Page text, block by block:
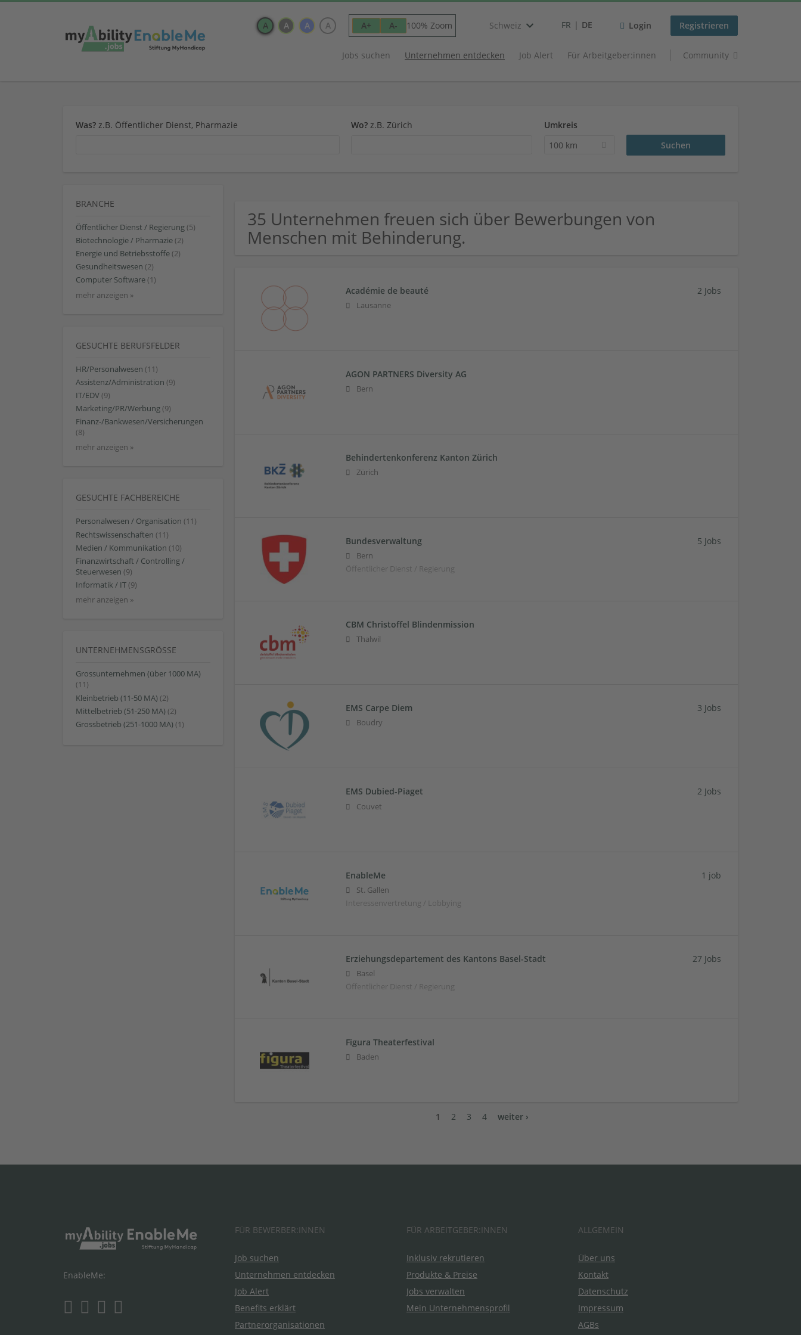
A A A A A+ A- 100% Zoom Schweiz FR DE Login Registrieren
Jobs suchen Unternehmen entdecken Job Alert Für Arbeitgeber:innen Community
Was? z.B. Öffentlicher Dienst, Pharmazie Wo? z.B. Zürich
Umkreis
100 km
BRANCHE
Öffentlicher Dienst / Regierung (5)
Biotechnologie / Pharmazie (2)
Energie und Betriebsstoffe (2)
Gesundheitswesen (2)
Computer Software (1)
mehr anzeigen »
GESUCHTE BERUFSFELDER
HR/Personalwesen (11)
Assistenz/Administration (9)
IT/EDV (9)
Marketing/PR/Werbung (9)
Finanz-/Bankwesen/Versicherungen
(8)
mehr anzeigen »
GESUCHTE FACHBEREICHE
Personalwesen / Organisation (11)
Rechtswissenschaften (11)
Medien / Kommunikation (10)
Finanzwirtschaft / Controlling /
Steuerwesen (9)
Informatik / IT (9)
mehr anzeigen »
UNTERNEHMENSGRÖSSE
Grossunternehmen (über 1000 MA)
(11)
Kleinbetrieb (11-50 MA) (2)
Mittelbetrieb (51-250 MA) (2)
Grossbetrieb (251-1000 MA) (1)
35 Unternehmen freuen sich über Bewerbungen von
Menschen mit Behinderung.
Académie de beauté
Lausanne
2 Jobs
AGON PARTNERS Diversity AG
Bern
Behindertenkonferenz Kanton Zürich
Zürich
Bundesverwaltung
Bern
Öffentlicher Dienst / Regierung
5 Jobs
CBM Christoffel Blindenmission
Thalwil
EMS Carpe Diem
Boudry
3 Jobs
EMS Dubied-Piaget
Couvet
2 Jobs
EnableMe
St. Gallen
Interessenvertretung / Lobbying
1 job
Erziehungsdepartement des Kantons Basel-Stadt
Basel
Öffentlicher Dienst / Regierung
27 Jobs
Figura Theaterfestival
Baden
1 2 3 4 weiter ›
EnableMe:
FÜR BEWERBER:INNEN
Job suchen
Unternehmen entdecken
Job Alert
Benefits erklärt
Partnerorganisationen
FÜR ARBEITGEBER:INNEN
Inklusiv rekrutieren
Produkte & Preise
Jobs verwalten
Mein Unternehmensprofil
ALLGEMEIN
Über uns
Kontakt
Datenschutz
Impressum
AGBs